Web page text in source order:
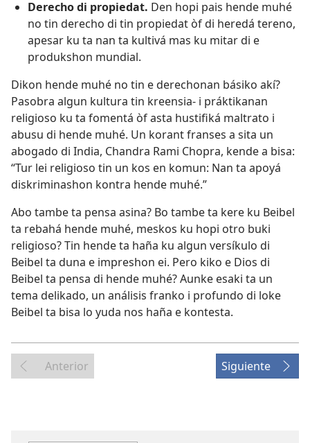
Derecho di propiedat. Den hopi pais hende muhé
no tin derecho di tin propiedat òf di heredá tereno,
apesar ku ta nan ta kultivá mas ku mitar di e
produkshon mundial.
Dikon hende muhé no tin e derechonan básiko akí?
Pasobra algun kultura tin kreensia- i práktikanan
religioso ku ta fomentá òf asta hustifiká maltrato i
abusu di hende muhé. Un korant franses a sita un
abogado di India, Chandra Rami Chopra, kende a bisa:
“Tur lei religioso tin un kos en komun: Nan ta apoyá
diskriminashon kontra hende muhé.”
Abo tambe ta pensa asina? Bo tambe ta kere ku Beibel
ta rebahá hende muhé, meskos ku hopi otro buki
religioso? Tin hende ta haña ku algun versíkulo di
Beibel ta duna e impreshon ei. Pero kiko e Dios di
Beibel ta pensa di hende muhé? Aunke esaki ta un
tema delikado, un análisis franko i profundo di loke
Beibel ta bisa lo yuda nos haña e kontesta.
Anterior Siguiente